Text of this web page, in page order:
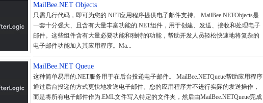
MailBee.NET Objects
只需几行代码，即可为您的.NET应用程序提供电子邮件支持。 MailBee.NETObjects是
一套十分强大、且含有大量丰富功能的.NET组件，用于创建、发送、接收和处理电子
邮件。这些组件含有大量必要功能和独特的功能，帮助开发人员轻松快速地将复杂的
电子邮件功能加入其应用程序。Ma...
MailBee.NET Queue
这种简单易用的.NET服务用于在后台投递电子邮件。 MailBee.NETQueue帮助应用程序
通过后台投递的方式更快地发送电子邮件。您的应用程序并不进行实际的发送操作，
而是将所有电子邮件作为.EML文件写入特定的文件夹，然后由MailBee.NETQueue完成